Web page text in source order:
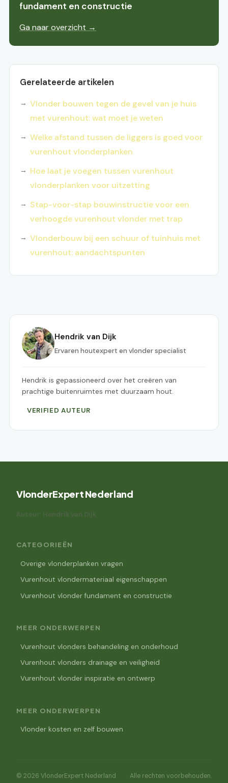
fundament en constructie
Ga naar overzicht →
Gerelateerde artikelen
Vlonder bouwen tegen de gevel van je huis
met vurenhout: wat moet je weten
Welke afstand tussen de liggers is goed voor
vurenhout vlonderplanken
Hoe laat je voegen tussen vurenhout
vlonderplanken voor uitzetting
Stap-voor-stap bouwinstructie voor een
verhoogde vurenhout vlonder met trap
Vlonderbouw bij een schuur of tuinhuis met
vurenhout: aandachtspunten
Hendrik van Dijk
Ervaren houtexpert en vlonder specialist
Hendrik is gepassioneerd over het creëren van
prachtige buitenruimtes met duurzaam hout.
VERIFIED AUTEUR
VlonderExpert Nederland
Auteur: Hendrik van Dijk
CATEGORIEËN
Overige vlonderplanken vragen
Vurenhout vlondermateriaal eigenschappen
Vurenhout vlonder fundament en constructie
MEER ONDERWERPEN
Vurenhout vlonders behandeling en onderhoud
Vurenhout vlonders drainage en veiligheid
Vurenhout vlonder inspiratie en ontwerp
MEER ONDERWERPEN
Vlonder kosten en zelf bouwen
© 2026 VlonderExpert Nederland Alle rechten voorbehouden.